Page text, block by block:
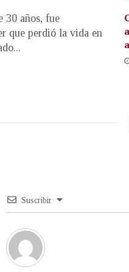
30 años, fue
que perdió la vida en
Suscribir